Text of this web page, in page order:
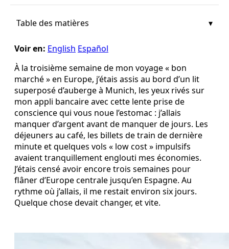
Table des matières
Voir en: English Español
À la troisième semaine de mon voyage « bon
marché » en Europe, j’étais assis au bord d’un lit
superposé d’auberge à Munich, les yeux rivés sur
mon appli bancaire avec cette lente prise de
conscience qui vous noue l’estomac : j’allais
manquer d’argent avant de manquer de jours. Les
déjeuners au café, les billets de train de dernière
minute et quelques vols « low cost » impulsifs
avaient tranquillement englouti mes économies.
J’étais censé avoir encore trois semaines pour
flâner d’Europe centrale jusqu’en Espagne. Au
rythme où j’allais, il me restait environ six jours.
Quelque chose devait changer, et vite.